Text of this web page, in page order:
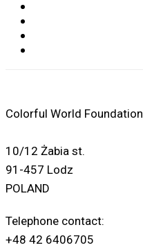
Colorful World Foundation
10/12 Żabia st.
91-457 Lodz
POLAND
Telephone contact:
+48 42 6406705